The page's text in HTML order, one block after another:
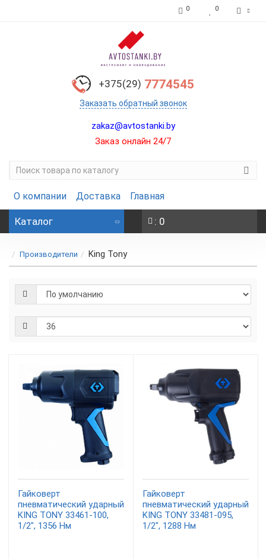
0 0
+375(29) 7774545
Заказать обратный звонок
zakaz@avtostanki.by
Заказ онлайн 24/7
О компании Доставка Главная
Каталог : 0
Производители King Tony
Гайковерт
пневматический ударный
KING TONY 33461-100,
1/2", 1356 Нм
Гайковерт
пневматический ударный
KING TONY 33481-095,
1/2", 1288 Нм